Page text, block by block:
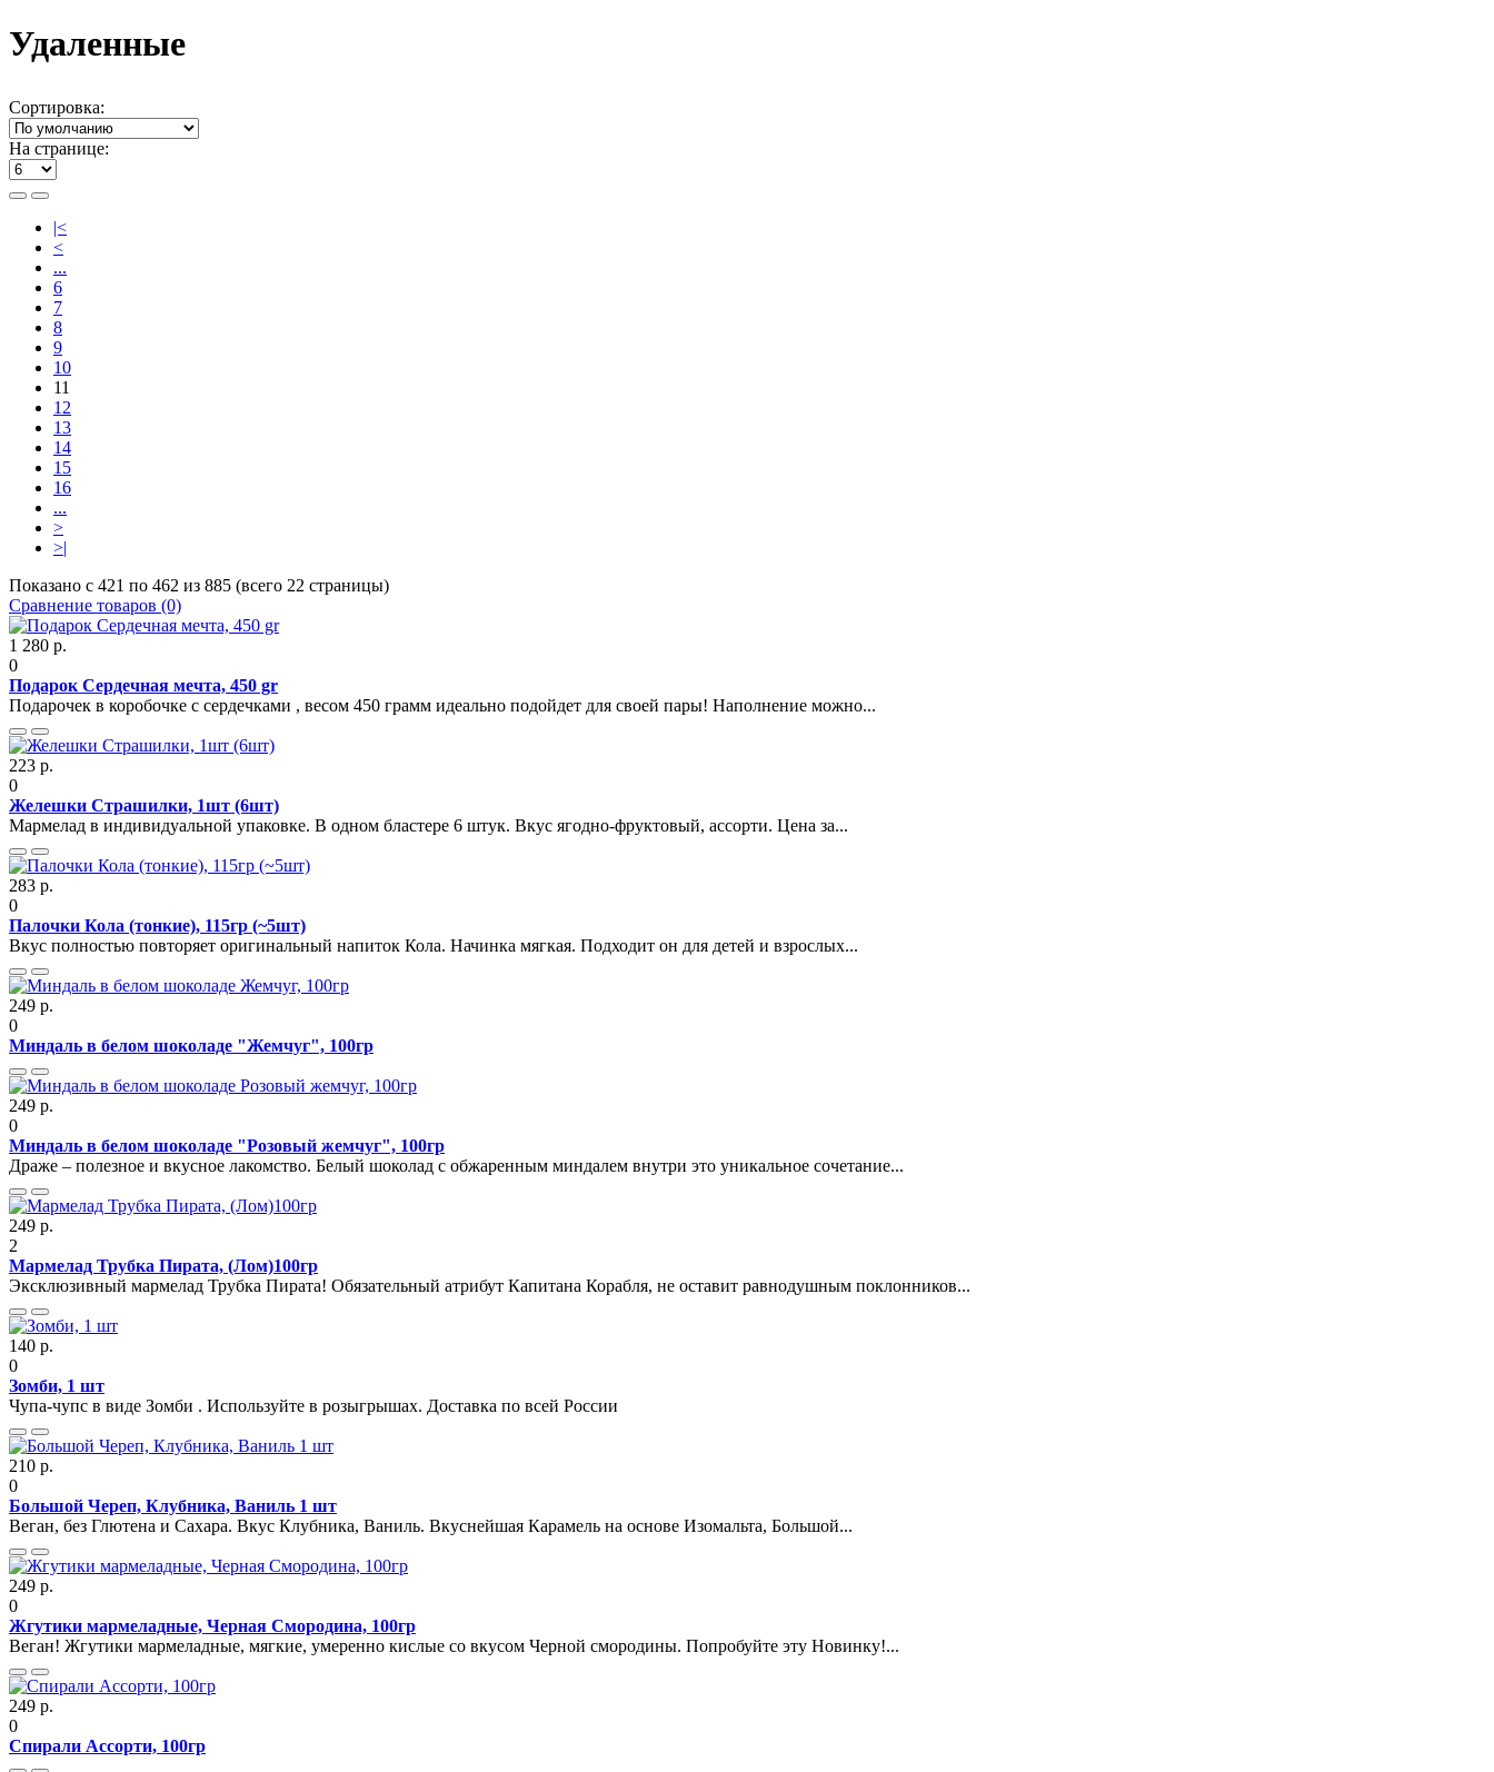
Удаленные
Сортировка:
На странице:
|<
<
...
6
7
8
9
10
11
12
13
14
15
16
...
>
>|
Показано с 421 по 462 из 885 (всего 22 страницы)
Сравнение товаров (0)
1 280 р.
0
Подарок Сердечная мечта, 450 gr
Подарочек в коробочке с сердечками , весом 450 грамм идеально подойдет для своей пары! Наполнение можно...
223 р.
0
Желешки Страшилки, 1шт (6шт)
Мармелад в индивидуальной упаковке. В одном бластере 6 штук. Вкус ягодно-фруктовый, ассорти. Цена за...
283 р.
0
Палочки Кола (тонкие), 115гр (~5шт)
Вкус полностью повторяет оригинальный напиток Кола. Начинка мягкая. Подходит он для детей и взрослых...
249 р.
0
Миндаль в белом шоколаде "Жемчуг", 100гр
249 р.
0
Миндаль в белом шоколаде "Розовый жемчуг", 100гр
Драже – полезное и вкусное лакомство. Белый шоколад с обжаренным миндалем внутри это уникальное сочетание...
249 р.
2
Мармелад Трубка Пирата, (Лом)100гр
Эксклюзивный мармелад Трубка Пирата! Обязательный атрибут Капитана Корабля, не оставит равнодушным поклонников...
140 р.
0
Зомби, 1 шт
Чупа-чупс в виде Зомби . Используйте в розыгрышах. Доставка по всей России
210 р.
0
Большой Череп, Клубника, Ваниль 1 шт
Веган, без Глютена и Сахара. Вкус Клубника, Ваниль. Вкуснейшая Карамель на основе Изомальта, Большой...
249 р.
0
Жгутики мармеладные, Черная Смородина, 100гр
Веган! Жгутики мармеладные, мягкие, умеренно кислые со вкусом Черной смородины. Попробуйте эту Новинку!...
249 р.
0
Спирали Ассорти, 100гр